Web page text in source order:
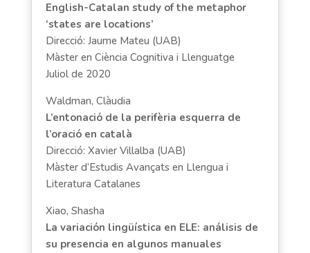
English-Catalan study of the metaphor
‘states are locations’
Direcció: Jaume Mateu (UAB)
Màster en Ciència Cognitiva i Llenguatge
Juliol de 2020
Waldman, Clàudia
L’entonació de la perifèria esquerra de
l’oració en català
Direcció: Xavier Villalba (UAB)
Màster d’Estudis Avançats en Llengua i
Literatura Catalanes
Xiao, Shasha
La variación lingüística en ELE: análisis de
su presencia en algunos manuales